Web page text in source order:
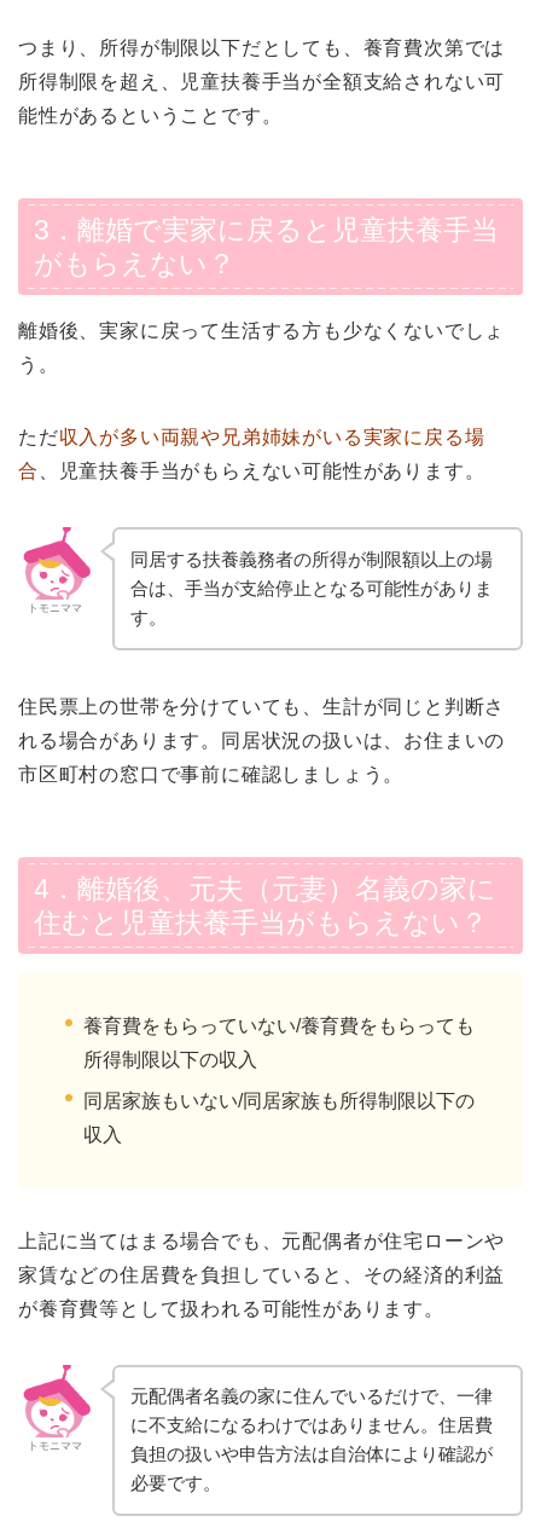
つまり、所得が制限以下だとしても、養育費次第では
所得制限を超え、児童扶養手当が全額支給されない可
能性があるということです。
3．離婚で実家に戻ると児童扶養手当
がもらえない？
離婚後、実家に戻って生活する方も少なくないでしょ
う。
ただ収入が多い両親や兄弟姉妹がいる実家に戻る場
合
、児童扶養手当がもらえない可能性があります。
トモニママ
同居する扶養義務者の所得が制限額以上の場
合は、手当が支給停止となる可能性がありま
す。
住民票上の世帯を分けていても、生計が同じと判断さ
れる場合があります。同居状況の扱いは、お住まいの
市区町村の窓口で事前に確認しましょう。
4．離婚後、元夫（元妻）名義の家に
住むと児童扶養手当がもらえない？
養育費をもらっていない/養育費をもらっても
所得制限以下の収入
同居家族もいない/同居家族も所得制限以下の
収入
上記に当てはまる場合でも、元配偶者が住宅ローンや
家賃などの住居費を負担していると、その経済的利益
が養育費等として扱われる可能性があります。
トモニママ
元配偶者名義の家に住んでいるだけで、一律
に不支給になるわけではありません。住居費
負担の扱いや申告方法は自治体により確認が
必要です。